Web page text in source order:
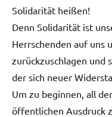
Solidarität heißen!
Denn Solidarität ist
Herrschenden auf uns
zurückzuschlagen und
der sich neuer
Um zu beginnen, all
öffentlichen Ausdruck